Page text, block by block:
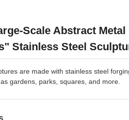
Scale Abstract
Stainless Steel
are made with stainless steel
gardens, parks, squares, and more.